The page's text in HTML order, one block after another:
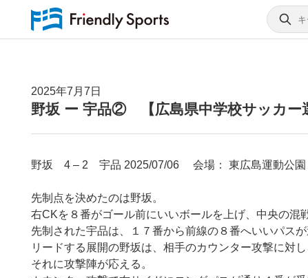
2025年7月7日
野坂 ー 宇品② 【広島県中学校サッカー
野坂 4 – 2 宇品 2025/07/06 会場： 東広島運動公園
先制点を決めたのは野坂。
右CKを８番がゴール前にいいボールを上げ、中央の混
先制された宇品は、１７番から前線の８番へいいパス
リードする展開の野坂は、相手のカウンター攻撃に対
それに攻撃陣が応える。